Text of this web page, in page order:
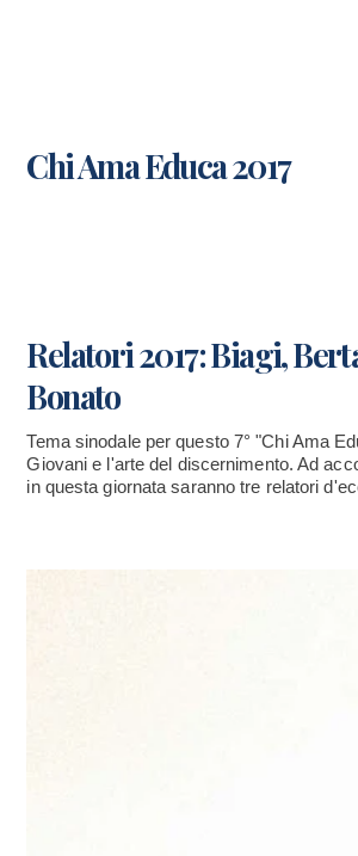
Chi Ama Educa 2017
Relatori 2017: Biagi,
Bonato
Tema sinodale per questo 7° "Chi Ama
Giovani e l'arte del discernimento. Ad
in questa giornata saranno tre relatori